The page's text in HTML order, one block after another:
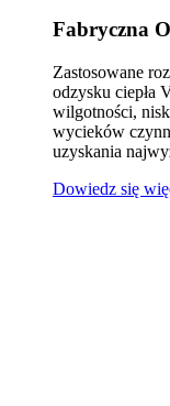
Fabryczna
Zastosowane
odzysku ciepła
wilgotności,
wycieków
uzyskania
Dowiedz się